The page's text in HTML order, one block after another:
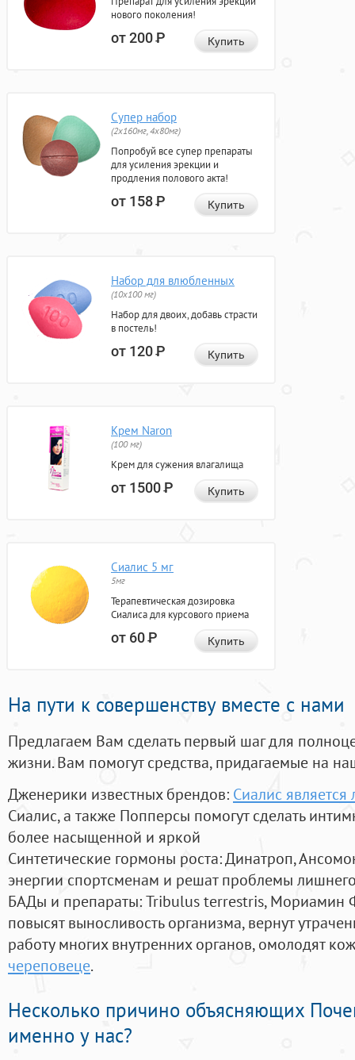
нового поколения!
от 200Р Купить
Супер набор
(2х160мг, 4х80мг)
Попробуй все супер препараты
для усиления эрекции и
продления полового акта!
от 158Р Купить
Набор для влюбленных
(10х100 мг)
Набор для двоих, добавь страсти
в постель!
от 120Р Купить
Крем Naron
(100 мг)
Крем для сужения влагалища
от 1500Р Купить
Сиалис 5 мг
5мг
Терапевтическая дозировка
Сиалиса для курсового приема
от 60Р Купить
На пути к совершенству вместе с нами
Предлагаем Вам сделать первый шаг для
жизни. Вам помогут средства, придагаемые на
Дженерики известных брендов: Сиалис
Сиалис, а также Попперсы помогут сделать
более насыщенной и яркой
Синтетические гормоны роста: Динатроп,
энергии спортсменам и решат проблемы
БАДы и препараты:Tribulus terrestris, Мориамин
повысят выносливость организма, вернут
работу многих внутренних органов, омолодят
череповеце.
Несколько причино объясняющих
именно у нас?